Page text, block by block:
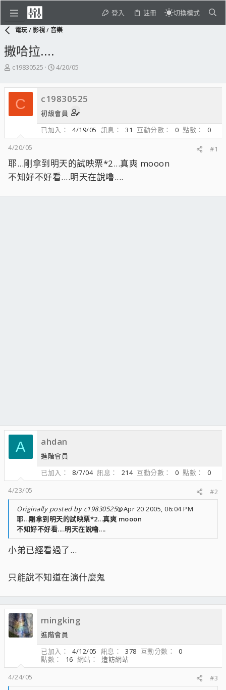
登入 註冊 切換模式
電玩 / 影視 / 音樂
撒哈拉....
主
發
人
c19830525
開
日
期
4/20/05
C c19830525
初級會員
已加入
4/19/05 訊息 31 互動分數 0 點數
0
4/20/05
#1
耶...剛拿到明天的試映票*2...真爽 mooon
不知好不好看....明天在說嚕....
A ahdan
進階會員
已加入
8/7/04 訊息 214 互動分數 0 點數
0
4/23/05
#2
Originally posted by c19830525@Apr 20 2005, 06:04 PM
耶...剛拿到明天的試映票*2...真爽 mooon
不知好不好看....明天在說嚕....
小弟已經看過了...
只能說不知道在演什麼鬼
mingking
進階會員
已加入
4/12/05 訊息 378 互動分數
0
點數
16 網站
造訪網站
4/24/05
#3